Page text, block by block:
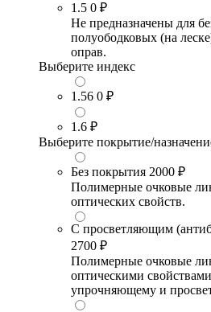
1.5 0 ₽
Не предназначены для
полуободковых (на
оправ.
Выберите индекс
1.56 0 ₽
1.6 ₽
Выберите покрытие/
Без покрытия 2000 ₽
Полимерные очковые
оптических свойств.
С просветляющим
2700 ₽
Полимерные очковые
оптическими
упрочняющему и